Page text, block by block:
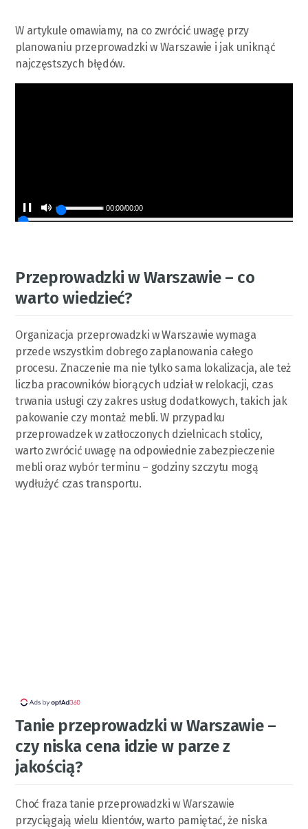
W artykule omawiamy, na co zwrócić uwagę przy
planowaniu przeprowadzki w Warszawie i jak uniknąć
najczęstszych błędów.
00:00/00:00
Przeprowadzki w Warszawie – co
warto wiedzieć?
Organizacja przeprowadzki w Warszawie wymaga
przede wszystkim dobrego zaplanowania całego
procesu. Znaczenie ma nie tylko sama lokalizacja, ale też
liczba pracowników biorących udział w relokacji, czas
trwania usługi czy zakres usług dodatkowych, takich jak
pakowanie czy montaż mebli. W przypadku
przeprowadzek w zatłoczonych dzielnicach stolicy,
warto zwrócić uwagę na odpowiednie zabezpieczenie
mebli oraz wybór terminu – godziny szczytu mogą
wydłużyć czas transportu.
Tanie przeprowadzki w Warszawie –
czy niska cena idzie w parze z
jakością?
Choć fraza tanie przeprowadzki w Warszawie
przyciągają wielu klientów, warto pamiętać, że niska